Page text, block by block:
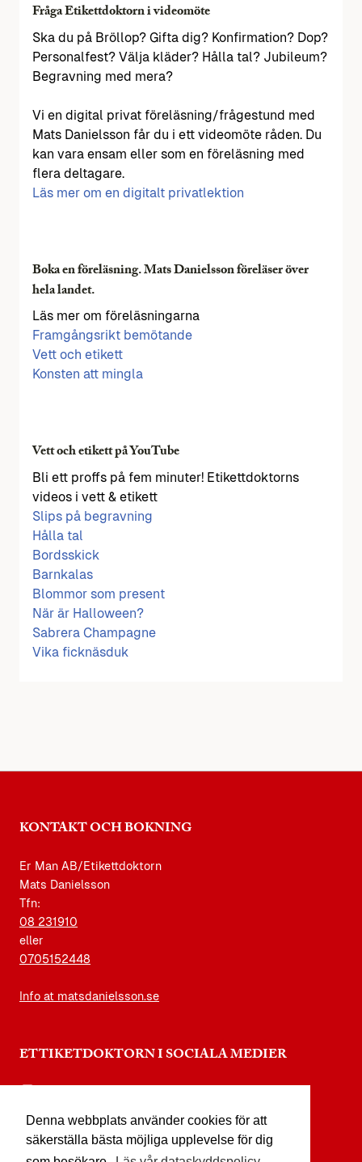
Denna webbplats använder cookies för att
säkerställa bästa möjliga upplevelse för dig
Fråga Etikettdoktorn i videomöte
Ska du på Bröllop? Gifta dig? Konfirmation? Dop?
Personalfest? Välja kläder? Hålla tal? Jubileum?
Begravning med mera?
Vi en digital privat föreläsning/frågestund med
Mats Danielsson får du i ett videomöte råden. Du
kan vara ensam eller som en föreläsning med
flera deltagare.
Läs mer om en digitalt privatlektion
Boka en föreläsning. Mats Danielsson föreläser över
hela landet.
Läs mer om föreläsningarna
Framgångsrikt bemötande
Vett och etikett
Konsten att mingla
Vett och etikett på YouTube
Bli ett proffs på fem minuter! Etikettdoktorns
videos i vett & etikett
Slips på begravning
Hålla tal
Bordsskick
Barnkalas
Blommor som present
När är Halloween?
Sabrera Champagne
Vika ficknäsduk
KONTAKT OCH BOKNING
Er Man AB/Etikettdoktorn
Mats Danielsson
Tfn:
08 231910
eller
0705152448
Info at matsdanielsson.se
ETTIKETDOKTORN I SOCIALA MEDIER
facebook.com/etikettdoktorn
youtube.com/etikettdoktorn